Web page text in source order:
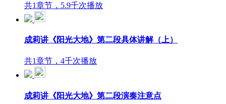
共1章节，5.9千次播放
成莉讲《阳光大地》第二段具体讲解（上）
共1章节，4千次播放
成莉讲《阳光大地》第二段演奏注意点